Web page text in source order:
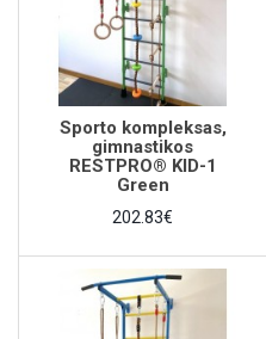
Sporto kompleksas,
gimnastikos
RESTPRO® KID-1
Green
202.83€